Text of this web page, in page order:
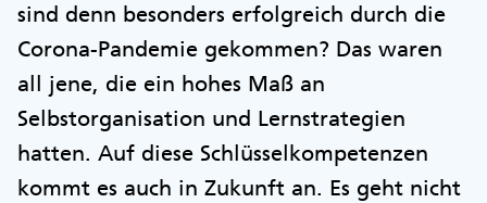
sind denn besonders erfolgreich durch die
Corona-Pandemie gekommen? Das waren
all jene, die ein hohes Maß an
Selbstorganisation und Lernstrategien
hatten. Auf diese Schlüsselkompetenzen
kommt es auch in Zukunft an. Es geht nicht